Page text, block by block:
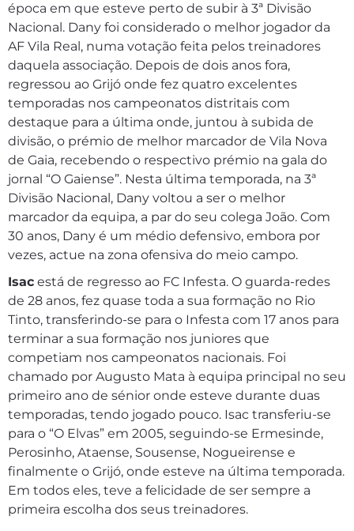
época em que esteve perto de subir à 3ª Divisão
Nacional. Dany foi considerado o melhor jogador da
AF Vila Real, numa votação feita pelos treinadores
daquela associação. Depois de dois anos fora,
regressou ao Grijó onde fez quatro excelentes
temporadas nos campeonatos distritais com
destaque para a última onde, juntou à subida de
divisão, o prémio de melhor marcador de Vila Nova
de Gaia, recebendo o respectivo prémio na gala do
jornal “O Gaiense”. Nesta última temporada, na 3ª
Divisão Nacional, Dany voltou a ser o melhor
marcador da equipa, a par do seu colega João. Com
30 anos, Dany é um médio defensivo, embora por
vezes, actue na zona ofensiva do meio campo.
Isac está de regresso ao FC Infesta. O guarda-redes
de 28 anos, fez quase toda a sua formação no Rio
Tinto, transferindo-se para o Infesta com 17 anos para
terminar a sua formação nos juniores que
competiam nos campeonatos nacionais. Foi
chamado por Augusto Mata à equipa principal no seu
primeiro ano de sénior onde esteve durante duas
temporadas, tendo jogado pouco. Isac transferiu-se
para o “O Elvas” em 2005, seguindo-se Ermesinde,
Perosinho, Ataense, Sousense, Nogueirense e
finalmente o Grijó, onde esteve na última temporada.
Em todos eles, teve a felicidade de ser sempre a
primeira escolha dos seus treinadores.